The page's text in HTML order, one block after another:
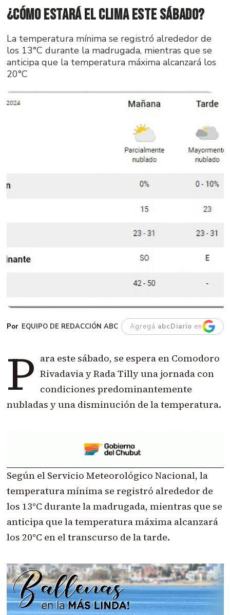
¿Cómo estará el clima este sábado?
La temperatura mínima se registró alrededor de
los 13°C durante la madrugada, mientras que se
anticipa que la temperatura máxima alcanzará los
20°C
EQUIPO DE REDACCIÓN ABC Agregá abcDiario en
P ara este sábado, se espera en Comodoro
Rivadavia y Rada Tilly una jornada con
condiciones predominantemente
nubladas y una disminución de la temperatura.
Según el Servicio Meteorológico Nacional, la
temperatura mínima se registró alrededor de
los 13°C durante la madrugada, mientras que se
anticipa que la temperatura máxima alcanzará
los 20°C en el transcurso de la tarde.